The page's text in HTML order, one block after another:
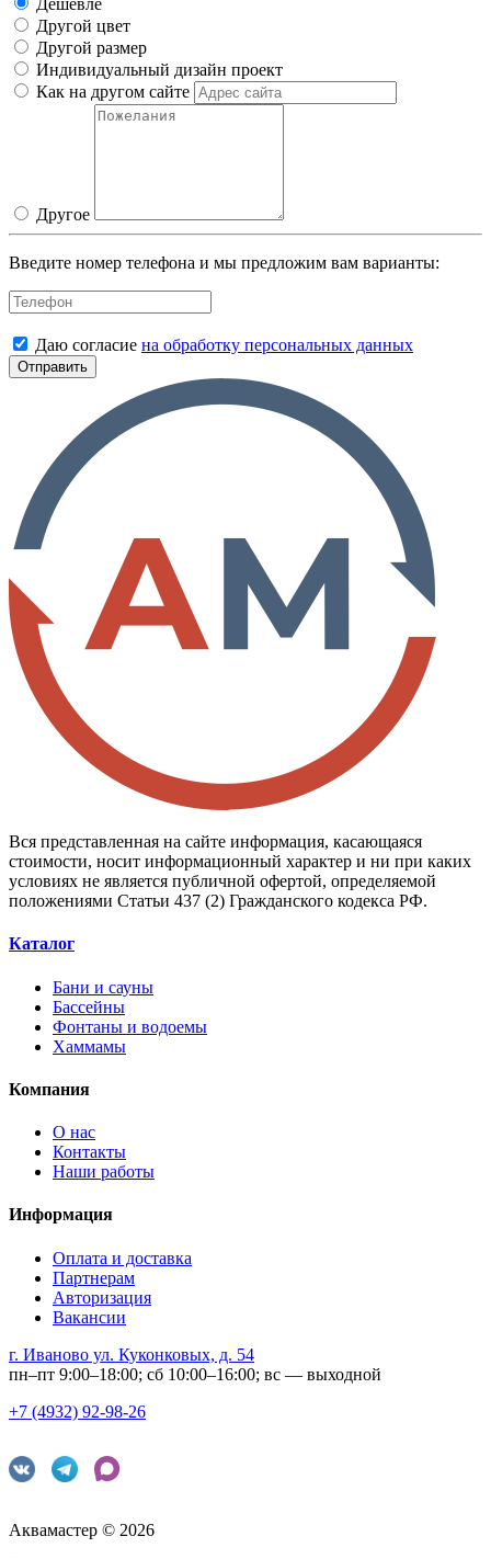
Дешевле
Другой цвет
Другой размер
Индивидуальный дизайн проект
Как на другом сайте
Другое
Введите номер телефона и мы предложим вам варианты:
Даю согласие на обработку персональных данных
Отправить
Вся представленная на сайте информация, касающаяся
стоимости, носит информационный характер и ни при каких
условиях не является публичной офертой, определяемой
положениями Статьи 437 (2) Гражданского кодекса РФ.
Каталог
Бани и сауны
Бассейны
Фонтаны и водоемы
Хаммамы
Компания
О нас
Контакты
Наши работы
Информация
Оплата и доставка
Партнерам
Авторизация
Вакансии
г. Иваново ул. Куконковых, д. 54
пн–пт 9:00–18:00; сб 10:00–16:00; вс — выходной
+7 (4932) 92-98-26
Аквамастер © 2026